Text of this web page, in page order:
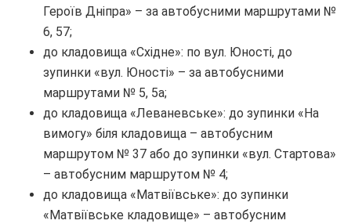
Героїв Дніпра» – за автобусними маршрутами №
6, 57;
до кладовища «Східне»: по вул. Юності, до
зупинки «вул. Юності» – за автобусними
маршрутами № 5, 5а;
до кладовища «Леваневське»: до зупинки «На
вимогу» біля кладовища – автобусним
маршрутом № 37 або до зупинки «вул. Стартова»
– автобусним маршрутом № 4;
до кладовища «Матвіївське»: до зупинки
«Матвіївське кладовище» – автобусним